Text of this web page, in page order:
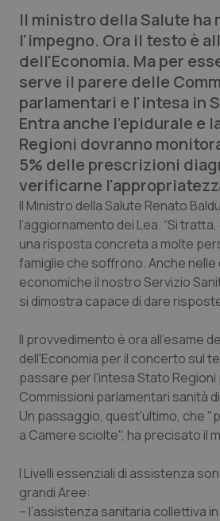
Lettere al direttore
Edizioni Regionali
QS Pro
Professionisti Sanitari.AI
Abruzzo
Basilicata
Calabria
Campania
Emilia-Romagna
Friuli Venezia Giulia
Lazio
Liguria
Lombardia
QS Pro Gold
Artrite & artrosi
Asma & BPCO
Car-T
Colesterolo &
Dermatite Atopica
Diabete & glucometri
Disturbi dell’umore
Dolore
QS Club Newsletter
Il ministro della Salute ha
l'impegno. Ora il testo è
dell'Economia. Ma per
serve il parere delle
parlamentari e l'intesa in
Entra anche l'epidurale e
Regioni dovranno
5% delle prescrizioni
verificarne
Il Ministro della Salute Renato
l’aggiornamento dei Lea. “Si
una risposta concreta a molte
famiglie che soffrono. Anche nelle
economiche il nostro Servizio
si dimostra capace di dare
Il provvedimento è ora all'esame
dell'Economia per il concerto sul
passare per l'intesa Stato
Commissioni parlamentari sanità
Un passaggio, quest'ultimo, che
a Camere sciolte", ha precisato il
I Livelli essenziali di assistenza
grandi Aree:
– l’assistenza sanitaria collettiva